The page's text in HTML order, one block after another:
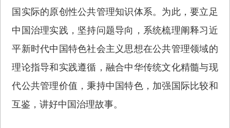
国实际的原创性公共管理知识体系。为此，要立足
中国治理实践，坚持问题导向，系统梳理阐释习近
平新时代中国特色社会主义思想在公共管理领域的
理论指导和实践遵循，融合中华传统文化精髓与现
代公共管理价值，秉持中国特色，加强国际比较和
互鉴，讲好中国治理故事。